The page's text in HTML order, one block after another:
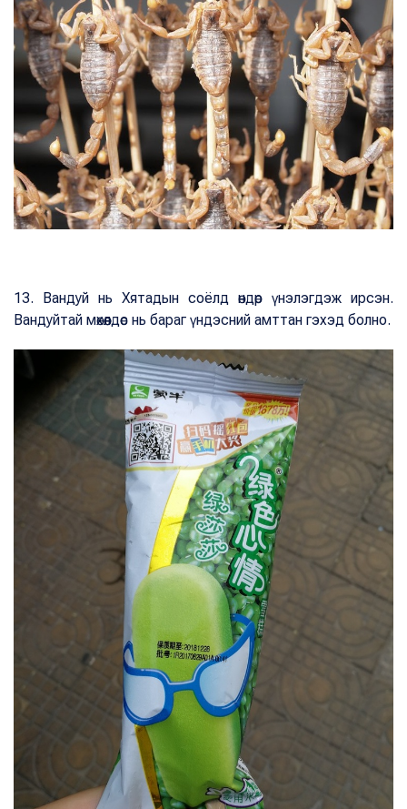
13. Вандуй нь Хятадын соёлд өндөр үнэлэгдэж ирсэн.
Вандуйтай мөхөөлдөс нь бараг үндэсний амттан гэхэд болно.